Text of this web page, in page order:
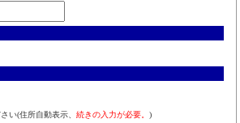
い(住所自動表示、 続きの入力が必要。 )